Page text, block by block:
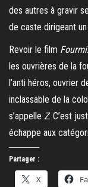
des autres à gravir
de caste dirigeant
Revoir le film
les ouvrières de la
l’anti héros, ouvrier
inclassable de la
s’appelle Z. C’est
échappe aux
Partager :
X